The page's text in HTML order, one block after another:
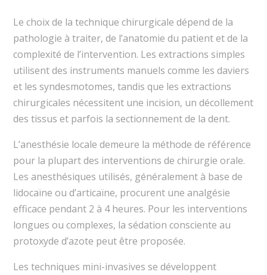
Le choix de la technique chirurgicale dépend de la
pathologie à traiter, de l’anatomie du patient et de la
complexité de l’intervention. Les extractions simples
utilisent des instruments manuels comme les daviers
et les syndesmotomes, tandis que les extractions
chirurgicales nécessitent une incision, un décollement
des tissus et parfois la sectionnement de la dent.
L’anesthésie locale demeure la méthode de référence
pour la plupart des interventions de chirurgie orale.
Les anesthésiques utilisés, généralement à base de
lidocaïne ou d’articaïne, procurent une analgésie
efficace pendant 2 à 4 heures. Pour les interventions
longues ou complexes, la sédation consciente au
protoxyde d’azote peut être proposée.
Les techniques mini-invasives se développent